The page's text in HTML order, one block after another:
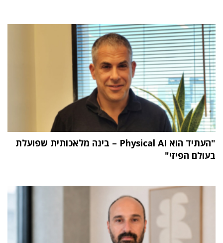
"העתיד הוא Physical AI – בינה מלאכותית שפועלת
בעולם הפיזי"